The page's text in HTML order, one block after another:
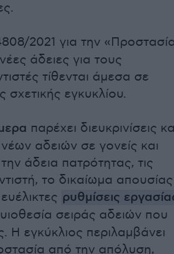
2021 για την
άδειες για τους
τίθενται άμεσα σε
εγκυκλίου.
παρέχει διευκρινίσεις
αδειών σε γονείς και
άδεια πατρότητας, τις
το δικαίωμα απουσίας
ρυθμίσεις
σειράς αδειών που
Η εγκύκλιος περιλαμβάνει
από την απόλυση,